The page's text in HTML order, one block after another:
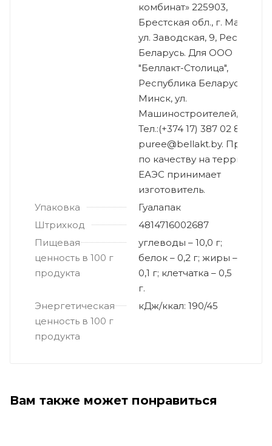
комбинат» 225903,
Брестская обл., г.
ул. Заводская, 9,
Беларусь. Для ООО
"Беллакт-Столица",
Республика Беларусь, г.
Минск, ул.
Машиностроителей, 29А-
Тел.:(+374 17) 387 02 80,
puree@bellakt.by.
по качеству на территории
ЕАЭС принимает
изготовитель.
Упаковка
Гуалапак
Штрихкод
4814716002687
Пищевая
ценность в 100 г
продукта
углеводы – 10,0 г;
белок – 0,2 г; жиры –
0,1 г; клетчатка – 0,5
г.
Энергетическая
ценность в 100 г
продукта
кДж/ккал: 190/45
Вам также может понравиться